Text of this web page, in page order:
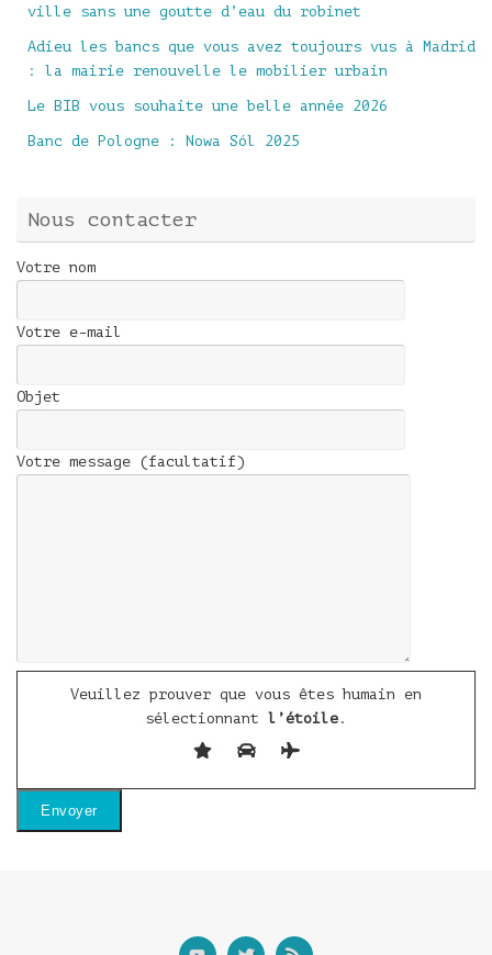
ville sans une goutte d’eau du robinet
Adieu les bancs que vous avez toujours vus à Madrid
: la mairie renouvelle le mobilier urbain
Le BIB vous souhaite une belle année 2026
Banc de Pologne : Nowa Sól 2025
Nous contacter
Votre nom
Votre e-mail
Objet
Votre message (facultatif)
Veuillez prouver que vous êtes humain en
sélectionnant l’étoile .